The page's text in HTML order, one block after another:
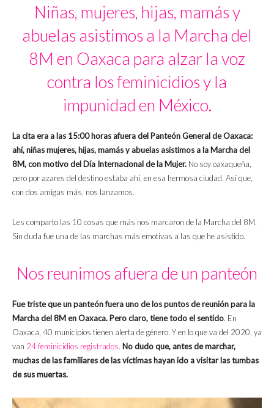
Niñas, mujeres, hijas, mamás y
abuelas asistimos a la Marcha del
8M en Oaxaca para alzar la voz
contra los feminicidios y la
impunidad en México.
La cita era a las 15:00 horas afuera del Panteón General de Oaxaca:
ahí, niñas mujeres, hijas, mamás y abuelas asistimos a la Marcha del
8M, con motivo del Día Internacional de la Mujer. No soy oaxaqueña,
pero por azares del destino estaba ahí, en esa hermosa ciudad. Así que,
con dos amigas más, nos lanzamos.
Les comparto las 10 cosas que más nos marcaron de la Marcha del 8M.
Sin duda fue una de las marchas más emotivas a las que he asistido.
Nos reunimos afuera de un panteón
Fue triste que un panteón fuera uno de los puntos de reunión para la
Marcha del 8M en Oaxaca. Pero claro, tiene todo el sentido. En
Oaxaca, 40 municipios tienen alerta de género. Y en lo que va del 2020, ya
van 24 feminicidios registrados. No dudo que, antes de marchar,
muchas de las familiares de las víctimas hayan ido a visitar las tumbas
de sus muertas.